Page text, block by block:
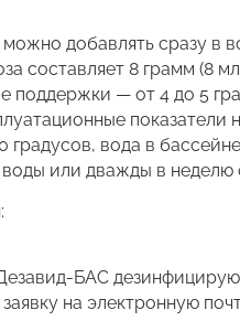
добавлять сразу в
составляет 8 грамм (8
поддержки — от 4 до 5
показатели
градусов, вода в
воды или дважды в неделю
БАС
на электронную